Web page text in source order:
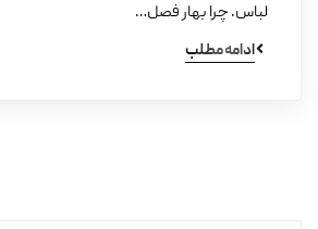
لباس. چرا بهار فصل…
ادامه مطلب